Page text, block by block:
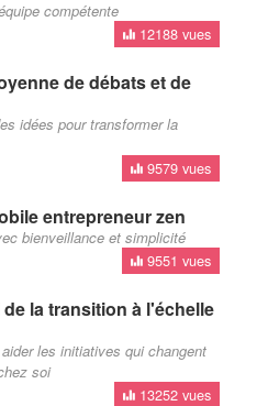
compétente
12188 vues
de débats et de
idées pour transformer la
9579 vues
entrepreneur zen
bienveillance et simplicité
9551 vues
la transition à l'échelle
les initiatives qui changent
soi
13252 vues